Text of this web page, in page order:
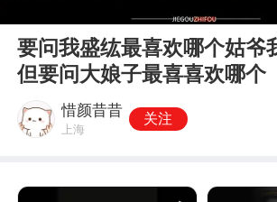
要问我盛纮最喜欢哪个姑爷
但要问大娘子最喜喜欢哪个
惜颜昔昔
上海
关注